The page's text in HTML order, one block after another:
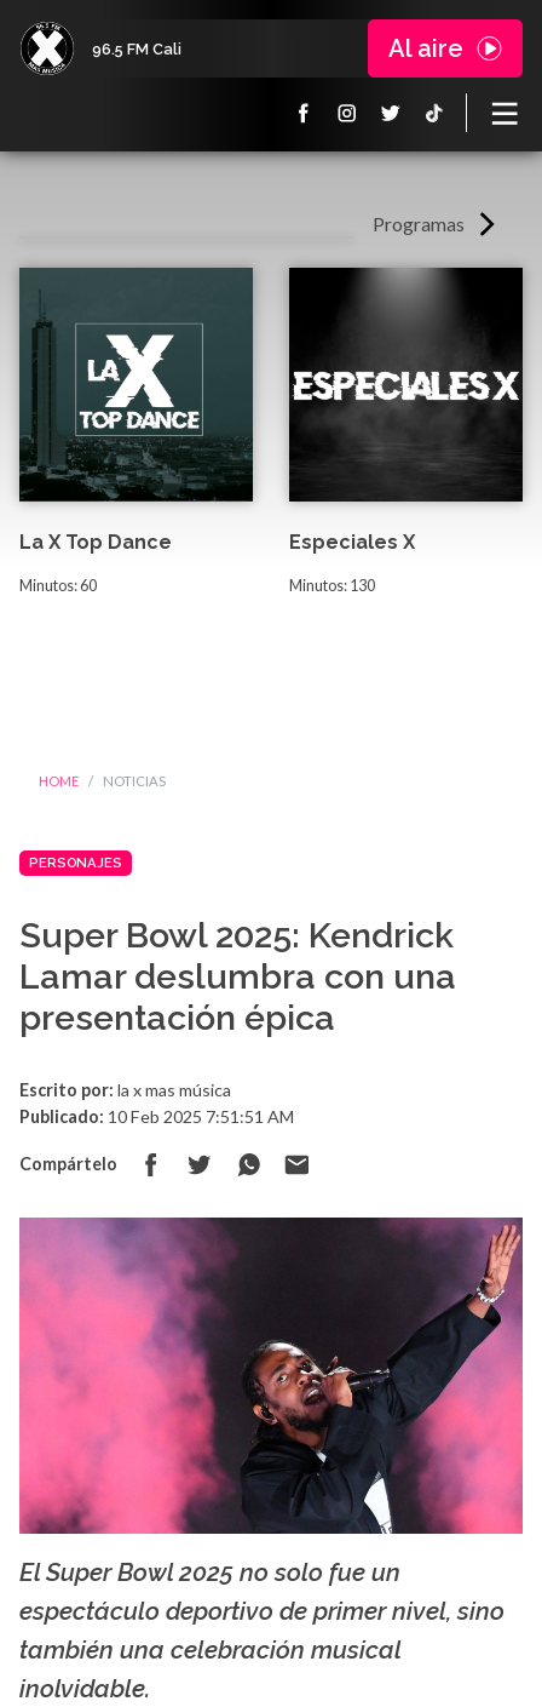
96.5 FM Cali Al aire
Programas
La X Top Dance
Minutos: 60
Especiales X
Minutos: 130
HOME NOTICIAS
PERSONAJES
Super Bowl 2025: Kendrick
Lamar deslumbra con una
presentación épica
Escrito por: la x mas música
Publicado: 10 Feb 2025 7:51:51 AM
Compártelo
La X mas música
El Super Bowl 2025 no solo fue un
espectáculo deportivo de primer nivel, sino
también una celebración musical
inolvidable.